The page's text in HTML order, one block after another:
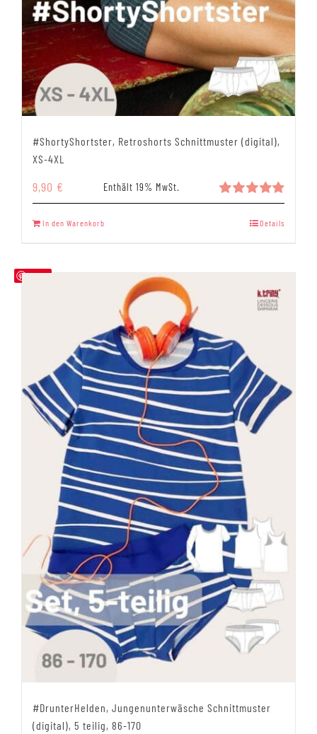
#ShortyShortster, Retroshorts Schnittmuster (digital),
XS-4XL
Bewertet
4.89
9,90 € Enthält 19% MwSt.
In den Warenkorb Details
Save
#DrunterHelden, Jungenunterwäsche Schnittmuster
(digital), 5 teilig, 86-170